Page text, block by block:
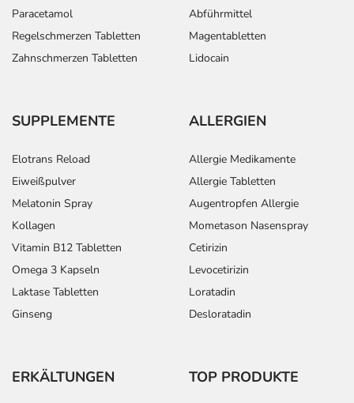
Paracetamol
Regelschmerzen Tabletten
Zahnschmerzen Tabletten
Abführmittel
Magentabletten
Lidocain
SUPPLEMENTE
Elotrans Reload
Eiweißpulver
Melatonin Spray
Kollagen
Vitamin B12 Tabletten
Omega 3 Kapseln
Laktase Tabletten
Ginseng
ALLERGIEN
Allergie Medikamente
Allergie Tabletten
Augentropfen Allergie
Mometason Nasenspray
Cetirizin
Levocetirizin
Loratadin
Desloratadin
ERKÄLTUNGEN TOP PRODUKTE